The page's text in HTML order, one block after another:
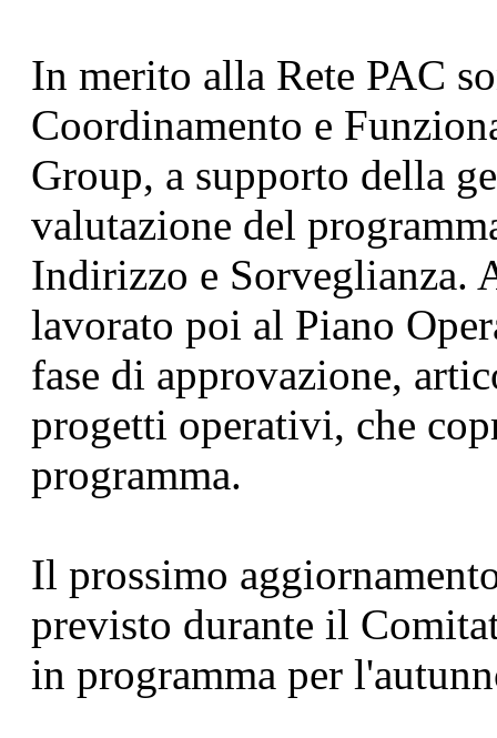
In merito alla Rete PAC
Coordinamento e
Group, a supporto della
valutazione del
Indirizzo e Sorveglianza.
lavorato poi al Piano
fase di approvazione,
progetti operativi, che
programma.
Il prossimo
previsto durante il
in programma per